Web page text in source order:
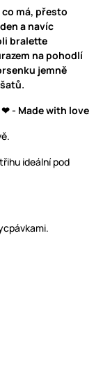
má, přesto
a navíc
bralette
na pohodlí
jemně
- Made with love
ideální pod